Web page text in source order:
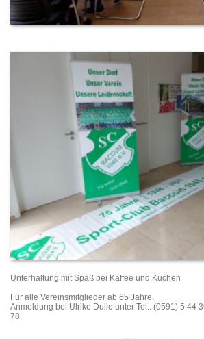
Unterhaltung mit Spaß bei Kaffee und Kuchen
Für alle Vereinsmitglieder ab 65 Jahre.
Anmeldung bei Ulrike Dulle unter Tel.: (0591) 5 44
78.